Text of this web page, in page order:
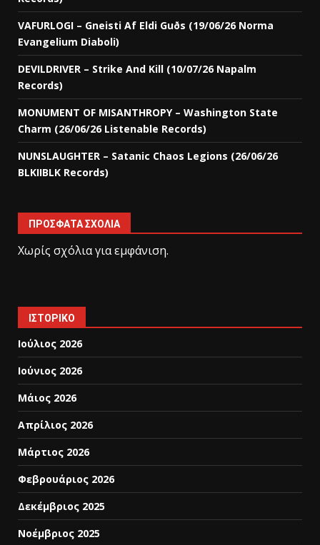
VAFURLOGI – Gneisti Af Eldi Guðs (19/06/26 Norma
Evangelium Diaboli)
DEVILDRIVER – Strike And Kill (10/07/26 Napalm
Records)
MONUMENT OF MISANTHROPY – Washington State
Charm (26/06/26 Listenable Records)
NUNSLAUGHTER – Satanic Chaos Legions (26/06/26
BLKIIBLK Records)
ΠΡΌΣΦΑΤΑ ΣΧΌΛΙΑ
Χωρίς σχόλια για εμφάνιση.
ΙΣΤΟΡΙΚΌ
Ιούλιος 2026
Ιούνιος 2026
Μάιος 2026
Απρίλιος 2026
Μάρτιος 2026
Φεβρουάριος 2026
Δεκέμβριος 2025
Νοέμβριος 2025